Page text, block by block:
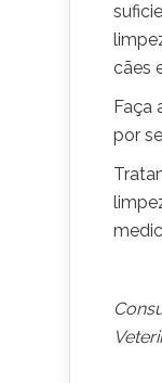
cães
Faça
por